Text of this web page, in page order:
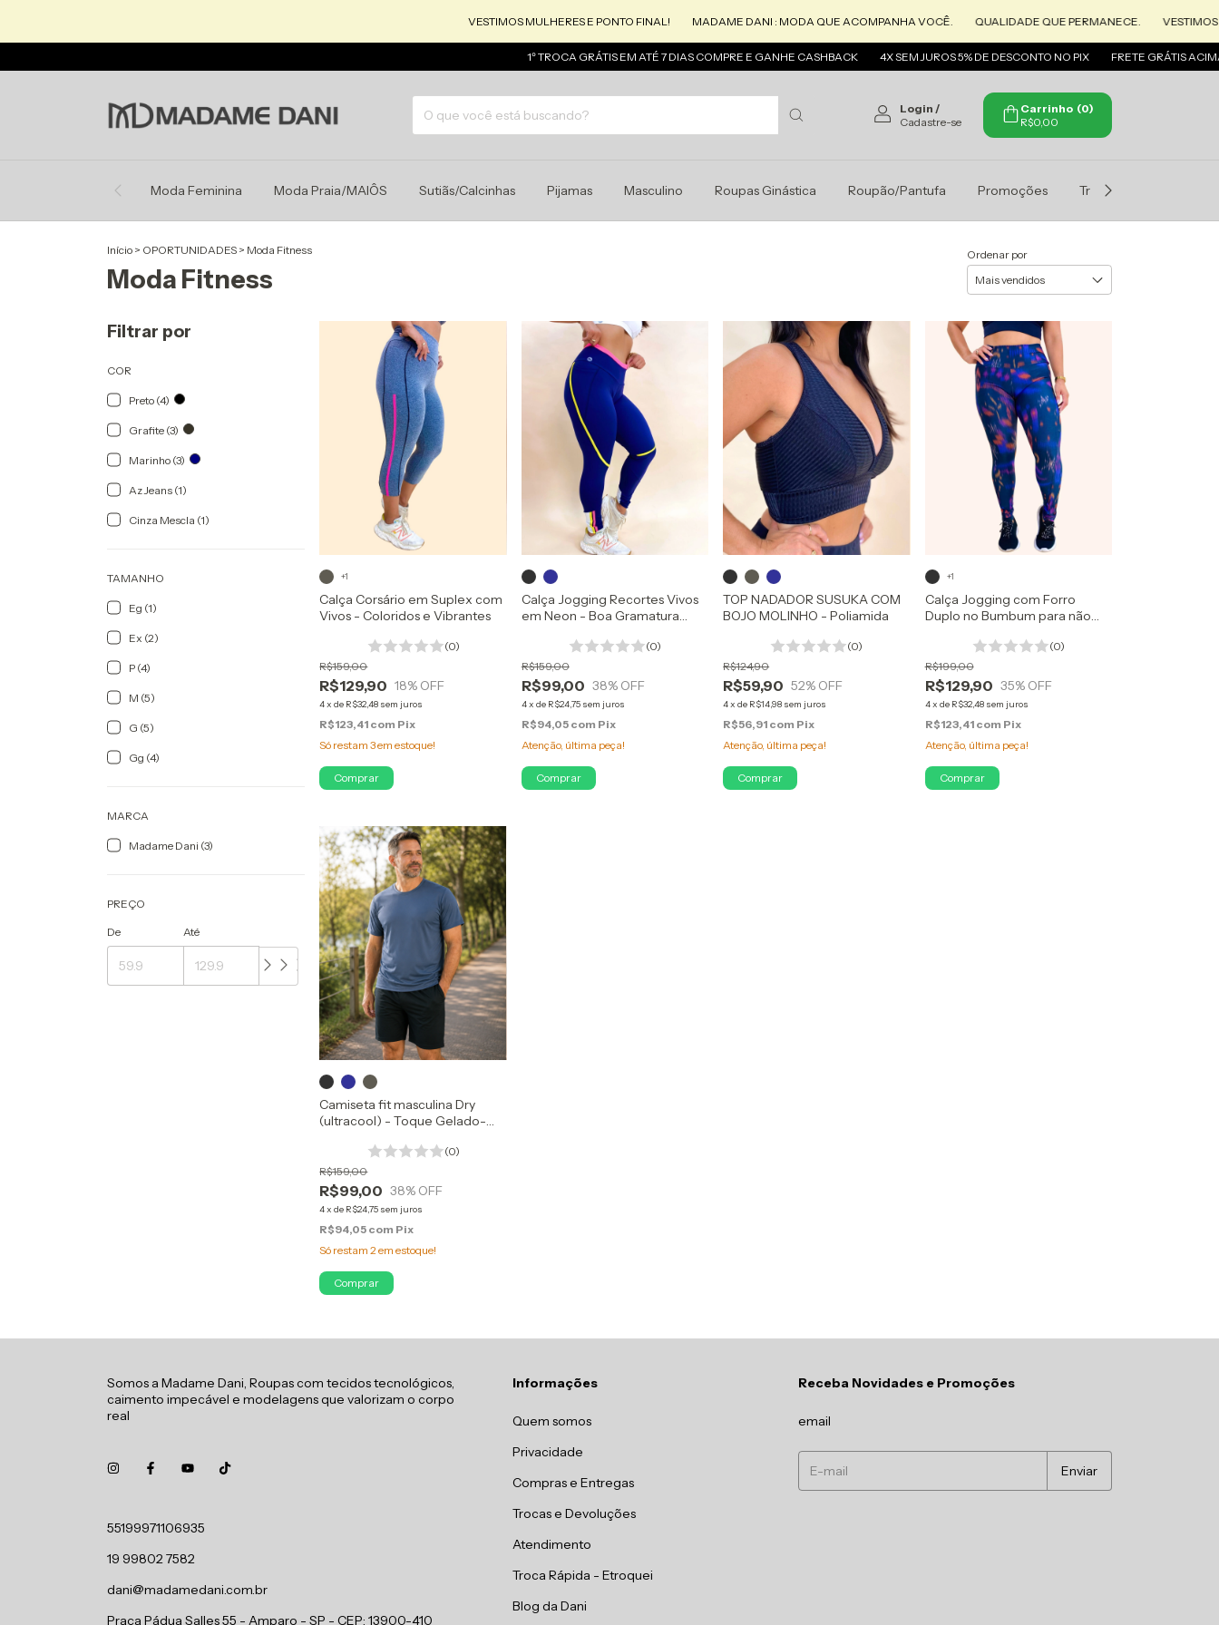
VESTIMOS MULHERES E PONTO FINAL! MADAME DANI : MODA QUE ACOMPANHA VOCÊ. QUALIDADE QUE PERMANECE. VESTIMOS
1º TROCA GRÁTIS EM ATÉ 7 DIAS COMPRE E GANHE CASHBACK 4X SEM JUROS 5% DE DESCONTO NO PIX FRETE GRÁTIS ACIMA
Login /
Cadastre-se
Carrinho (0)
R$0,00
Moda Feminina Moda Praia/MAIÔS Sutiãs/Calcinhas Pijamas Masculino Roupas Ginástica Roupão/Pantufa Promoções Trocas e Devoluçoes
Início > OPORTUNIDADES > Moda Fitness
Moda Fitness
Ordenar por
Filtrar por
COR
Preto (4)
Grafite (3)
Marinho (3)
Az Jeans (1)
Cinza Mescla (1)
TAMANHO
Eg (1)
Ex (2)
P (4)
M (5)
G (5)
Gg (4)
MARCA
Madame Dani (3)
PREÇO
De Até
Calça Corsário em Suplex com
Vivos - Coloridos e Vibrantes
(0)
R$129,90
R$159,00
18% OFF
4xde R$32,48 sem juros
R$123,41 com Pix
Só restam3em estoque!
+1
Comprar
Calça Jogging Recortes Vivos
em Neon - Boa Gramatura
(0)
R$99,00
R$159,00
38% OFF
4x de R$24,75 sem juros
R$94,05 com Pix
Atenção, última peça!
Comprar
TOP NADADOR SUSUKA COM
BOJO MOLINHO - Poliamida
(0)
R$59,90
R$124,90
52% OFF
4xde R$14,98 sem juros
R$56,91 com Pix
Atenção, última peça!
Comprar
Calça Jogging com Forro
Duplo no Bumbum para não
(0)
R$129,90
R$199,00
35% OFF
4x de R$32,48 sem juros
R$123,41 com Pix
Atenção, última peça!
+1
Comprar
Camiseta fit masculina Dry
(ultracool) - Toque Gelado-
(0)
R$99,00
R$159,00
38% OFF
4xde R$24,75 sem juros
R$94,05 com Pix
Só restam2 em estoque!
Comprar
Somos a Madame Dani, Roupas com tecidos tecnológicos,
caimento impecável e modelagens que valorizam o corpo
real
55199971106935
19 99802 7582
dani@madamedani.com.br
Praça Pádua Salles 55 - Amparo - SP - CEP: 13900-410
Informações
Quem somos
Privacidade
Compras e Entregas
Trocas e Devoluções
Atendimento
Troca Rápida - Etroquei
Blog da Dani
Receba Novidades e Promoções
email